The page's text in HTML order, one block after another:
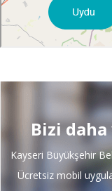
Bizi
Kayseri Büyükşehir
Ücretsiz mobil